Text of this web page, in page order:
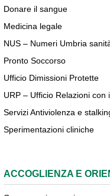
Donare il sangue
Medicina legale
NUS – Numeri Umbria
Pronto Soccorso
Ufficio Dimissioni Protette
URP – Ufficio Relazioni con
Servizi Antiviolenza e
Sperimentazioni cliniche
ACCOGLIENZA E